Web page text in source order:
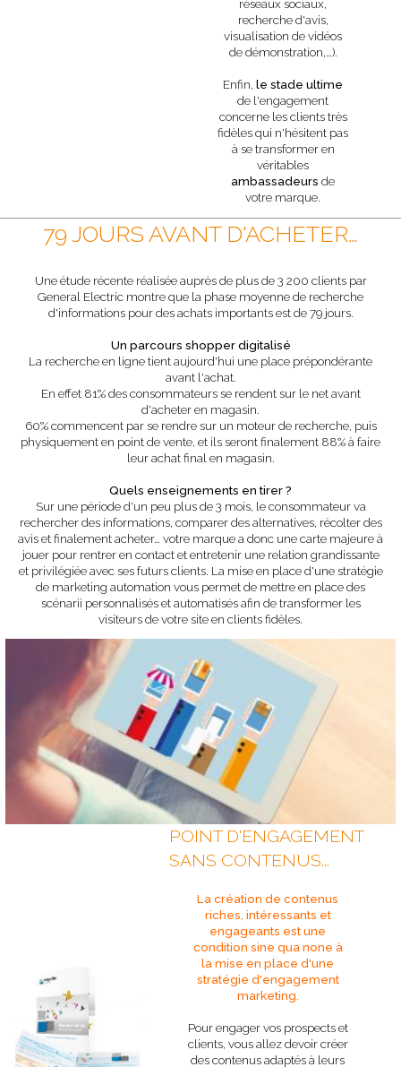
réseaux sociaux,
recherche d'avis,
visualisation de vidéos
de démonstration,…).
Enfin,le stade ultime
de l'engagement
concerne les clients très
fidèles qui n'hésitent pas
à se transformer en
véritables
ambassadeursde
votre marque.
79 JOURS AVANT D'ACHETER…
Une étude récente réalisée auprès de plus de 3 200 clients par
General Electric montre que la phase moyenne de recherche
d'informations pour des achats importants est de 79 jours.
Un parcours shopper digitalisé
La recherche en ligne tient aujourd'hui une place prépondérante
avant l'achat.
En effet 81% des consommateurs se rendent sur le net avant
d'acheter en magasin.
60% commencent par se rendre sur un moteur de recherche, puis
physiquement en point de vente, et ils seront finalement 88% à faire
leur achat final en magasin.
Quels enseignements en tirer ?
Sur une période d'un peu plus de 3 mois, le consommateur va
rechercher des informations, comparer des alternatives, récolter des
avis et finalement acheter… votre marque a donc une carte majeure à
jouer pour rentrer en contact et entretenir une relation grandissante
et privilégiée avec ses futurs clients. La mise en place d'une stratégie
de marketing automation vous permet de mettre en place des
scénarii personnalisés et automatisés afin de transformer les
visiteurs de votre site en clients fidèles.
POINT D'ENGAGEMENT
SANS CONTENUS...
La création de contenus
riches, intéressants et
engageants est une
condition sine qua none à
la mise en place d'une
stratégie d'engagement
marketing.
Pour engager vos prospects et
clients, vous allez devoir créer
des contenus adaptés à leurs